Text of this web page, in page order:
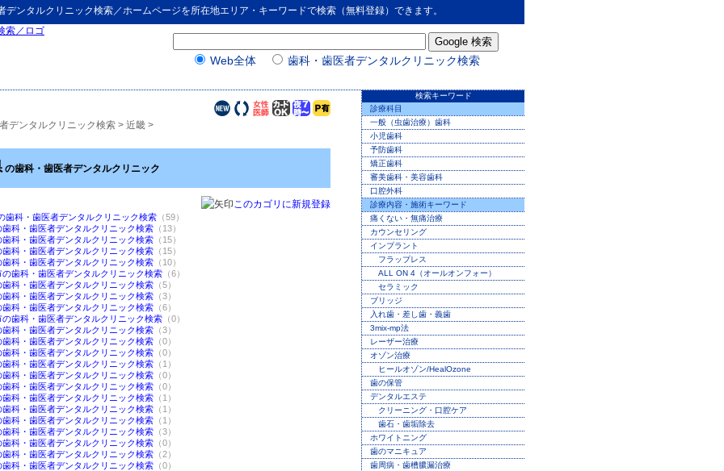
デンタルクリニック検索／ホームページを所在地エリア・キーワードで検索（無料登録）できます。
Web全体 歯科・歯医者デンタルクリニック検索
デンタルクリニック検索 > 近畿 >
の歯科・歯医者デンタルクリニック
このカゴリに新規登録
歯科・歯医者デンタルクリニック検索 （59）
歯科・歯医者デンタルクリニック検索 （13）
歯科・歯医者デンタルクリニック検索 （15）
歯科・歯医者デンタルクリニック検索 （15）
歯科・歯医者デンタルクリニック検索 （10）
の歯科・歯医者デンタルクリニック検索 （6）
歯科・歯医者デンタルクリニック検索 （5）
歯科・歯医者デンタルクリニック検索 （3）
歯科・歯医者デンタルクリニック検索 （6）
の歯科・歯医者デンタルクリニック検索 （0）
歯科・歯医者デンタルクリニック検索 （3）
歯科・歯医者デンタルクリニック検索 （0）
歯科・歯医者デンタルクリニック検索 （0）
歯科・歯医者デンタルクリニック検索 （1）
歯科・歯医者デンタルクリニック検索 （0）
歯科・歯医者デンタルクリニック検索 （0）
歯科・歯医者デンタルクリニック検索 （1）
歯科・歯医者デンタルクリニック検索 （1）
歯科・歯医者デンタルクリニック検索 （1）
歯科・歯医者デンタルクリニック検索 （3）
歯科・歯医者デンタルクリニック検索 （0）
歯科・歯医者デンタルクリニック検索 （2）
歯科・歯医者デンタルクリニック検索 （0）
検索キーワード
診療科目
一般（虫歯治療）歯科
小児歯科
予防歯科
矯正歯科
審美歯科・美容歯科
口腔外科
診療内容・施術キーワード
痛くない・無痛治療
カウンセリング
インプラント
フラップレス
ALL ON 4（オールオンフォー）
セラミック
ブリッジ
入れ歯・差し歯・義歯
3mix-mp法
レーザー治療
オゾン治療
ヒールオゾン/HealOzone
歯の保管
デンタルエステ
クリーニング・口腔ケア
歯石・歯垢除去
ホワイトニング
歯のマニキュア
歯周病・歯槽膿漏治療